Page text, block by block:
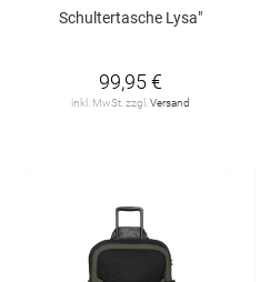
Schultertasche Lysa"
99,95 €
inkl. MwSt. zzgl. Versand